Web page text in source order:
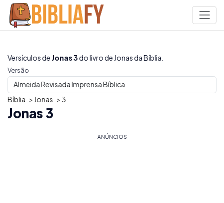
Bíblia > Jonas >3
Jonas 3
Versão
Versículos de Jonas 3do livro de Jonas da Bíblia.
ANÚNCIOS